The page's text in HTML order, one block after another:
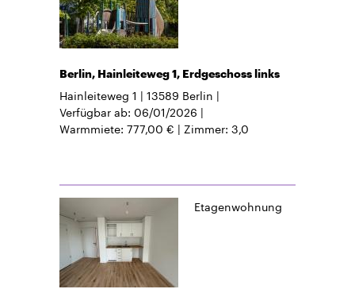
Berlin, Hainleiteweg 1, Erdgeschoss links
Hainleiteweg 1 13589 Berlin
Verfügbar ab 06/01/2026
Warmmiete 777,00 € Zimmer 3,0
Etagenwohnung